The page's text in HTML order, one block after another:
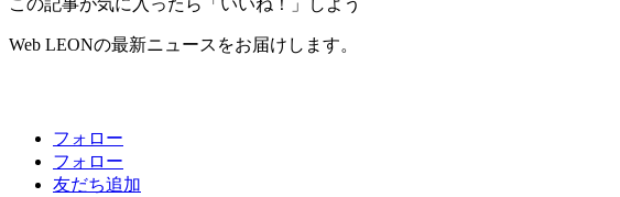
この記事が気に入ったら「いいね！」しよう
Web LEONの最新ニュースをお届けします。
フォロー
フォロー
友だち追加